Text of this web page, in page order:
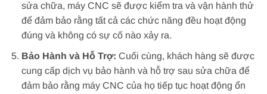
sửa chữa, máy CNC sẽ được kiểm tra và vận hành thử
để đảm bảo rằng tất cả các chức năng đều hoạt động
đúng và không có sự cố nào xảy ra.
Bảo Hành và Hỗ Trợ: Cuối cùng, khách hàng sẽ được
cung cấp dịch vụ bảo hành và hỗ trợ sau sửa chữa để
đảm bảo rằng máy CNC của họ tiếp tục hoạt động ổn